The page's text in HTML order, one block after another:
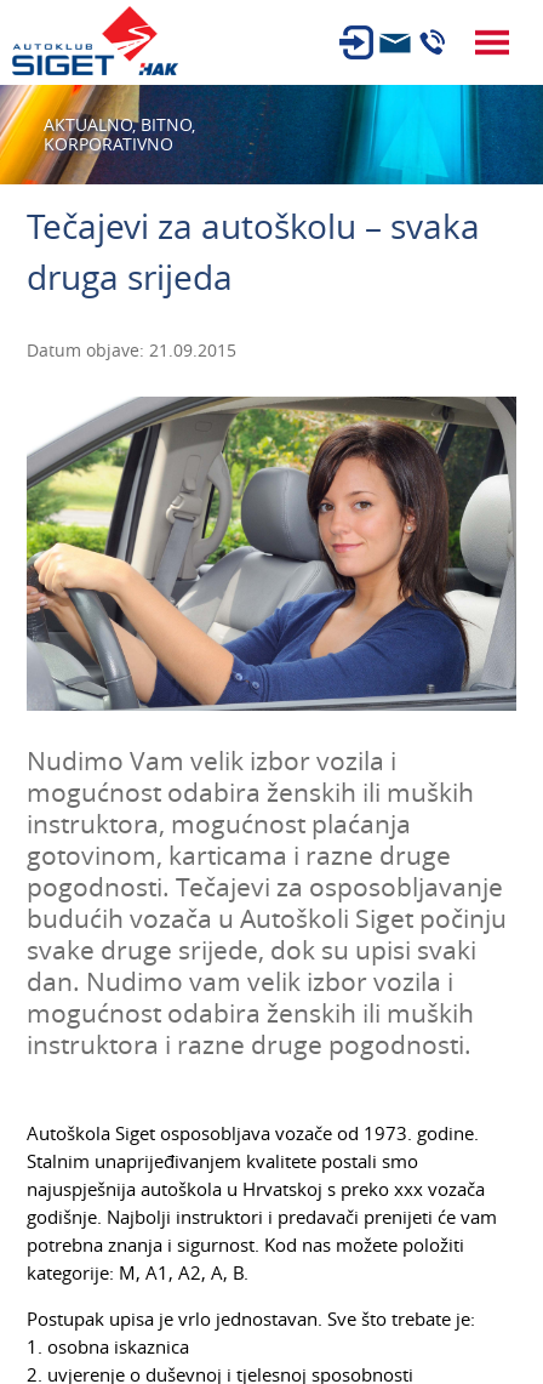
ČLANSTVO
TEHNIČKI PREGLED
AUTOSERVIS
KARIJERA
AUTOŠKOLA
AKTUALNO,BITNO,
KORPORATIVNO
Tečajevi za autoškolu – svaka
druga srijeda
Datum objave: 21.09.2015
Nudimo Vam velik izbor vozila i
mogućnost odabira ženskih ili muških
instruktora, mogućnost plaćanja
gotovinom, karticama i razne druge
pogodnosti. Tečajevi za osposobljavanje
budućih vozača u Autoškoli Siget počinju
svake druge srijede, dok su upisi svaki
dan. Nudimo vam velik izbor vozila i
mogućnost odabira ženskih ili muških
instruktora i razne druge pogodnosti.
Autoškola Siget osposobljava vozače od 1973. godine.
Stalnim unaprijeđivanjem kvalitete postali smo
najuspješnija autoškola u Hrvatskoj s preko xxx vozača
godišnje. Najbolji instruktori i predavači prenijeti će vam
potrebna znanja i sigurnost. Kod nas možete položiti
kategorije: M, A1, A2, A, B.
Postupak upisa je vrlo jednostavan. Sve što trebate je:
1. osobna iskaznica
2. uvjerenje o duševnoj i tjelesnoj sposobnosti